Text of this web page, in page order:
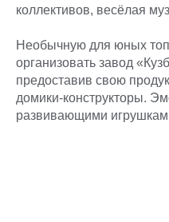
коллективов, весёлая
Необычную для юных
организовать завод
предоставив свою
домики-конструкторы.
развивающими